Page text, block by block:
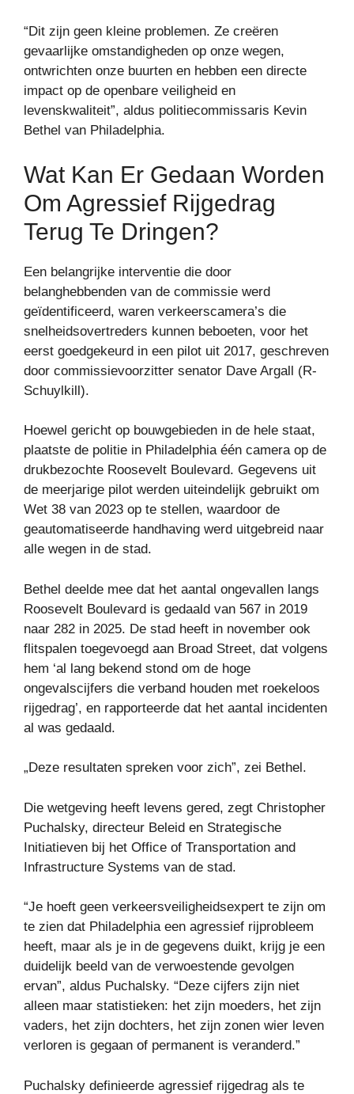
“Dit zijn geen kleine problemen. Ze creëren
gevaarlijke omstandigheden op onze wegen,
ontwrichten onze buurten en hebben een directe
impact op de openbare veiligheid en
levenskwaliteit”, aldus politiecommissaris Kevin
Bethel van Philadelphia.
Wat Kan Er Gedaan Worden
Om Agressief Rijgedrag
Terug Te Dringen?
Een belangrijke interventie die door
belanghebbenden van de commissie werd
geïdentificeerd, waren verkeerscamera’s die
snelheidsovertreders kunnen beboeten, voor het
eerst goedgekeurd in een pilot uit 2017, geschreven
door commissievoorzitter senator Dave Argall (R-
Schuylkill).
Hoewel gericht op bouwgebieden in de hele staat,
plaatste de politie in Philadelphia één camera op de
drukbezochte Roosevelt Boulevard. Gegevens uit
de meerjarige pilot werden uiteindelijk gebruikt om
Wet 38 van 2023 op te stellen, waardoor de
geautomatiseerde handhaving werd uitgebreid naar
alle wegen in de stad.
Bethel deelde mee dat het aantal ongevallen langs
Roosevelt Boulevard is gedaald van 567 in 2019
naar 282 in 2025. De stad heeft in november ook
flitspalen toegevoegd aan Broad Street, dat volgens
hem ‘al lang bekend stond om de hoge
ongevalscijfers die verband houden met roekeloos
rijgedrag’, en rapporteerde dat het aantal incidenten
al was gedaald.
„Deze resultaten spreken voor zich”, zei Bethel.
Die wetgeving heeft levens gered, zegt Christopher
Puchalsky, directeur Beleid en Strategische
Initiatieven bij het Office of Transportation and
Infrastructure Systems van de stad.
“Je hoeft geen verkeersveiligheidsexpert te zijn om
te zien dat Philadelphia een agressief rijprobleem
heeft, maar als je in de gegevens duikt, krijg je een
duidelijk beeld van de verwoestende gevolgen
ervan”, aldus Puchalsky. “Deze cijfers zijn niet
alleen maar statistieken: het zijn moeders, het zijn
vaders, het zijn dochters, het zijn zonen wier leven
verloren is gegaan of permanent is veranderd.”
Puchalsky definieerde agressief rijgedrag als te